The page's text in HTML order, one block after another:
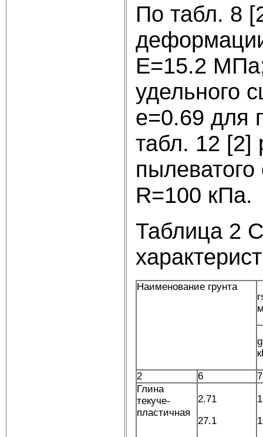
По табл. 8
Е=15.2
удельного
е=0.69 для
табл. 12 [2]
R=100 кПа.
Таблица 2
Наименование грунта
2 6
7
Глина
текуче-
пластичная
2.71
27.1